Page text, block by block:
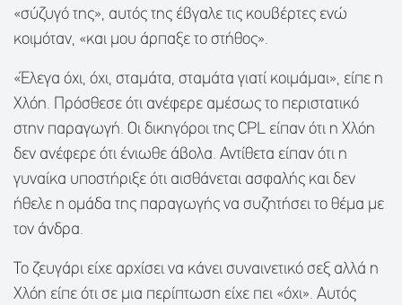
«σύζυγό της», αυτός της έβγαλε τις κουβέρτες ενώ
κοιμόταν, «και μου άρπαξε το στήθος».
«Έλεγα όχι, όχι, σταμάτα, σταμάτα γιατί κοιμάμαι», είπε η
Χλόη. Πρόσθεσε ότι ανέφερε αμέσως το περιστατικό
στην παραγωγή. Οι δικηγόροι της CPL είπαν ότι η Χλόη
δεν ανέφερε ότι ένιωθε άβολα. Αντίθετα είπαν ότι η
γυναίκα υποστήριξε ότι αισθάνεται ασφαλής και δεν
ήθελε η ομάδα της παραγωγής να συζητήσει το θέμα με
τον άνδρα.
Το ζευγάρι είχε αρχίσει να κάνει συναινετικό σεξ αλλά η
Χλόη είπε ότι σε μια περίπτωση είχε πει «όχι». Αυτός